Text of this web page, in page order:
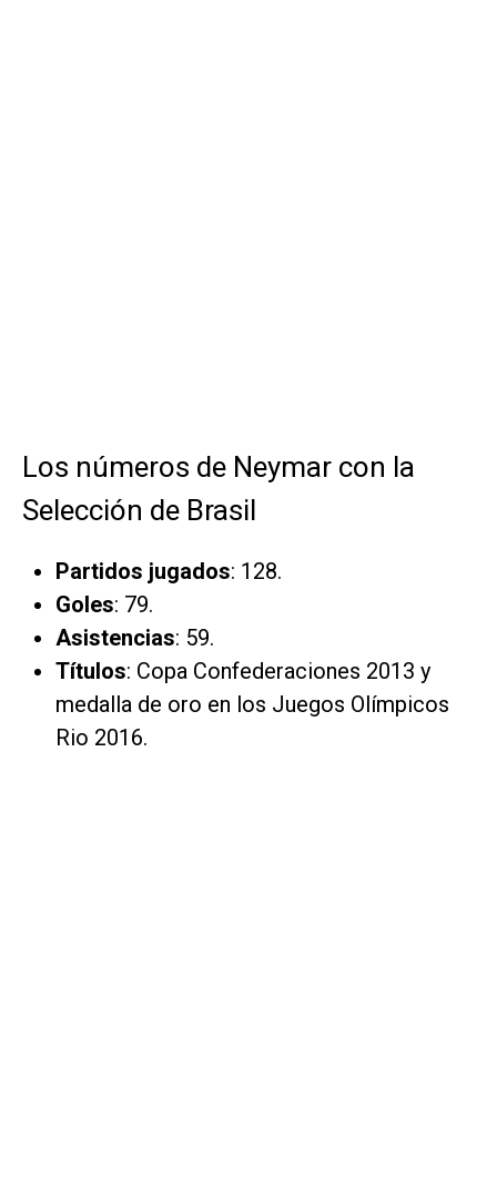
Los números de Neymar con la
Selección de Brasil
Partidos jugados: 128.
Goles: 79.
Asistencias: 59.
Títulos: Copa Confederaciones 2013 y
medalla de oro en los Juegos Olímpicos
Rio 2016.